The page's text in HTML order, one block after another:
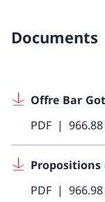
Documents
Offre Bar
PDF
Propositions
PDF